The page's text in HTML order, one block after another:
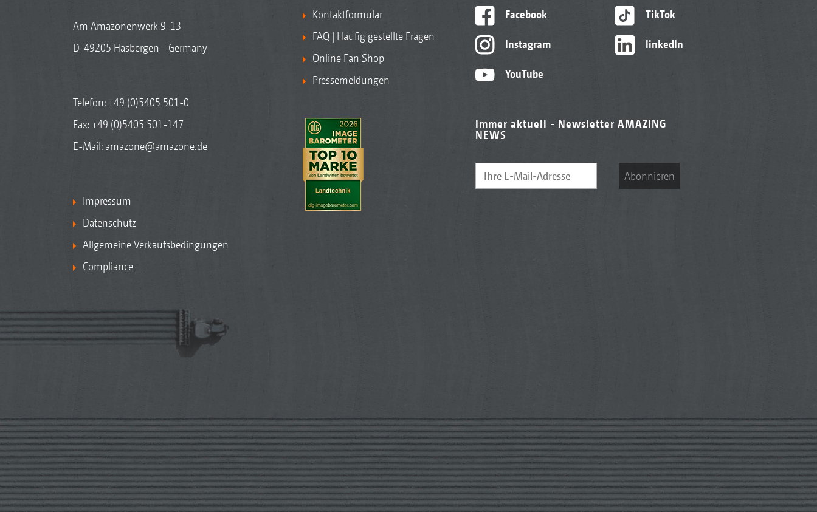
Am Amazonenwerk 9-13
D-49205 Hasbergen - Germany
Telefon:+49 (0)5405 501-0
Fax: +49 (0)5405 501-147
E-Mail: amazone@amazone.de
Impressum
Datenschutz
Allgemeine Verkaufsbedingungen
Compliance
Kontaktformular
FAQ | Häufig gestellte Fragen
Online Fan Shop
Pressemeldungen
Facebook
Instagram
YouTube
TikTok
linkedIn
Immer aktuell - Newsletter AMAZING
NEWS
Abonnieren